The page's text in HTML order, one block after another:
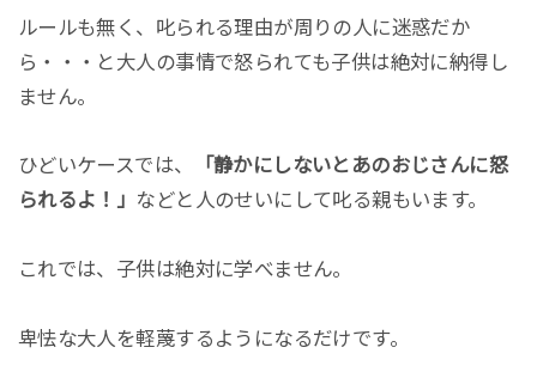
ルールも無く、叱られる理由が周りの人に迷惑だか
ら・・・と大人の事情で怒られても子供は絶対に納得し
ません。
ひどいケースでは、
「静かにしないとあのおじさんに怒
られるよ！」 などと人のせいにして叱る親もいます。
これでは、子供は絶対に学べません。
卑怯な大人を軽蔑するようになるだけです。